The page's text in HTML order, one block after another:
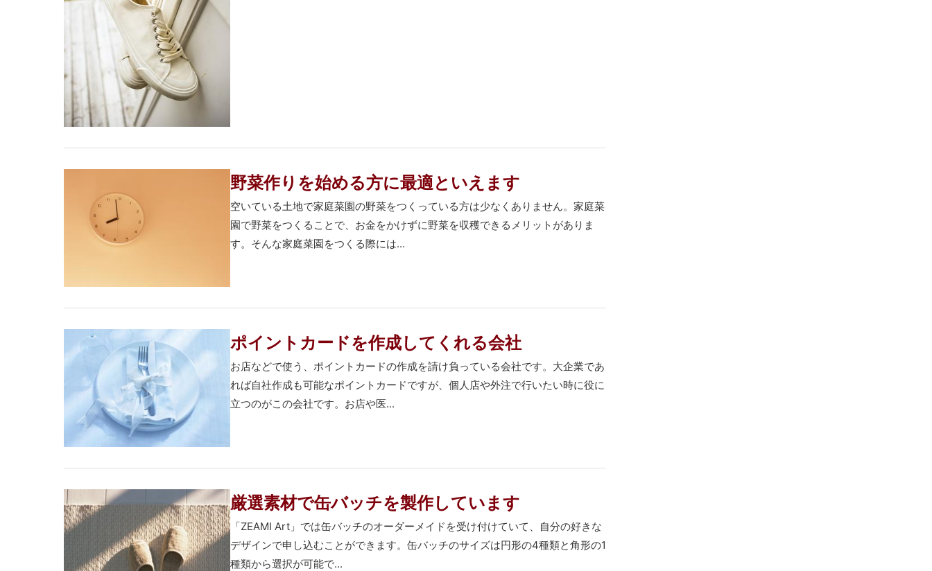
野菜作りを始める方に最適といえます
空いている土地で家庭菜園の野菜をつくっている方は少なくありません。家庭菜
園で野菜をつくることで、お金をかけずに野菜を収穫できるメリットがありま
す。そんな家庭菜園をつくる際には...
ポイントカードを作成してくれる会社
お店などで使う、ポイントカードの作成を請け負っている会社です。大企業であ
れば自社作成も可能なポイントカードですが、個人店や外注で行いたい時に役に
立つのがこの会社です。お店や医...
厳選素材で缶バッチを製作しています
「ZEAMI Art」では缶バッチのオーダーメイドを受け付けていて、自分の好きな
デザインで申し込むことができます。缶バッチのサイズは円形の4種類と角形の1
種類から選択が可能で...